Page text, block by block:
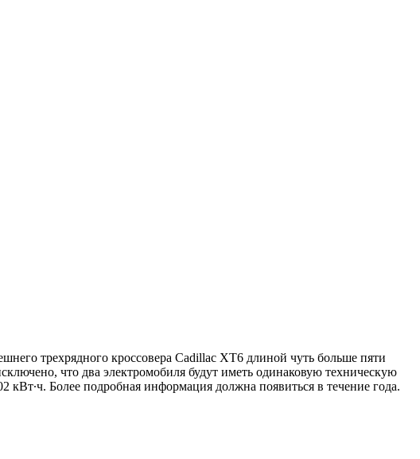
трехрядного кроссовера Cadillac XT6 длиной чуть больше пяти
что два электромобиля будут иметь одинаковую техническую
Более подробная информация должна появиться в течение года.